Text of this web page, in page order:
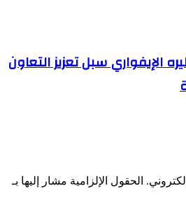
الإيفواري سبل تعزيز التعاون
الحقول الإلزامية مشار إليها بـ